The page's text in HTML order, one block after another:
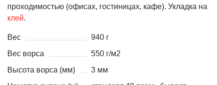
проходимостью (офисах, гостиницах, кафе). Укладка на
клей.
Вес
940 г
Вес ворса
550 г/м2
Высота ворса (мм)
3 мм